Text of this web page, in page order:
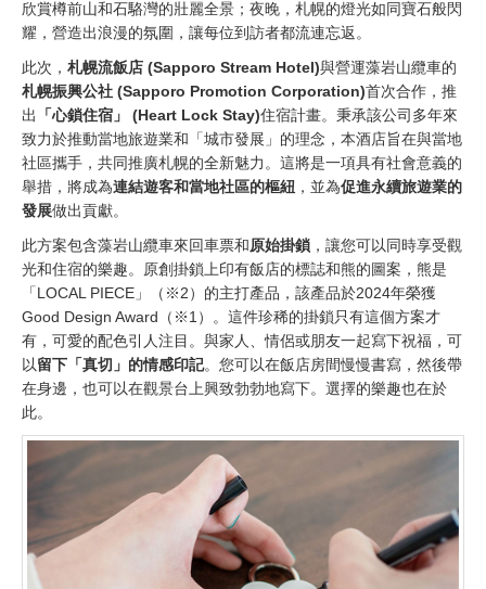
欣賞樽前山和石駱灣的壯麗全景；夜晚，札幌的燈光如同寶石般閃
耀，營造出浪漫的氛圍，讓每位到訪者都流連忘返。
此次， 札幌流飯店 (Sapporo Stream Hotel)與營運藻岩山纜車的
札幌振興公社 (Sapporo Promotion Corporation)首次合作，推
出
「心鎖住宿」 (Heart Lock Stay)住宿計畫。秉承該公司多年來
致力於推動當地旅遊業和「城市發展」的理念，本酒店旨在與當地
社區攜手，共同推廣札幌的全新魅力。這將是一項具有社會意義的
舉措，將成為連結遊客和當地社區的樞紐 ，並為促進永續旅遊業的
發展做出貢獻。
此方案包含藻岩山纜車來回車票和原始掛鎖 ，讓您可以同時享受觀
光和住宿的樂趣。原創掛鎖上印有飯店的標誌和熊的圖案，熊是
「LOCAL PIECE」（※2）的主打產品，該產品於2024年榮獲
Good Design Award（※1）。這件珍稀的掛鎖只有這個方案才
有，可愛的配色引人注目。與家人、情侶或朋友一起寫下祝福，可
以留下「真切」的情感印記。您可以在飯店房間慢慢書寫，然後帶
在身邊，也可以在觀景台上興致勃勃地寫下。選擇的樂趣也在於
此。